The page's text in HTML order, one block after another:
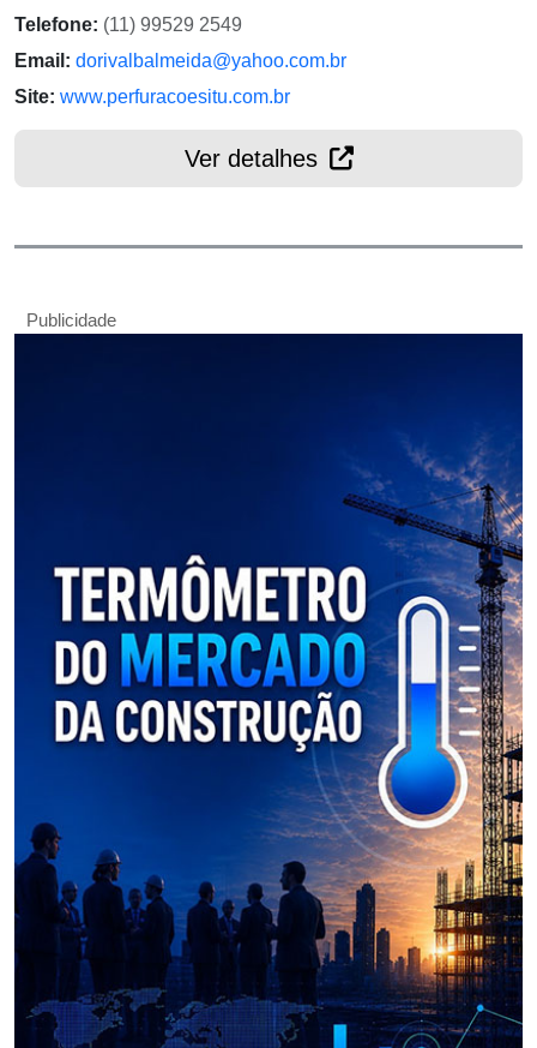
Telefone: (11) 99529 2549
Email: dorivalbalmeida@yahoo.com.br
Site: www.perfuracoesitu.com.br
Ver detalhes
Publicidade